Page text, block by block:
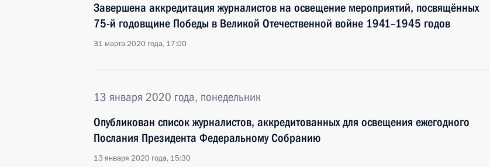
Завершена аккредитация журналистов на освещение мероприятий, посвящённых
75-й годовщине Победы в Великой Отечественной войне 1941–1945 годов
31 марта 2020 года, 17:00
13 января 2020 года, понедельник
Опубликован список журналистов, аккредитованных для освещения ежегодного
Послания Президента Федеральному Собранию
13 января 2020 года, 15:30